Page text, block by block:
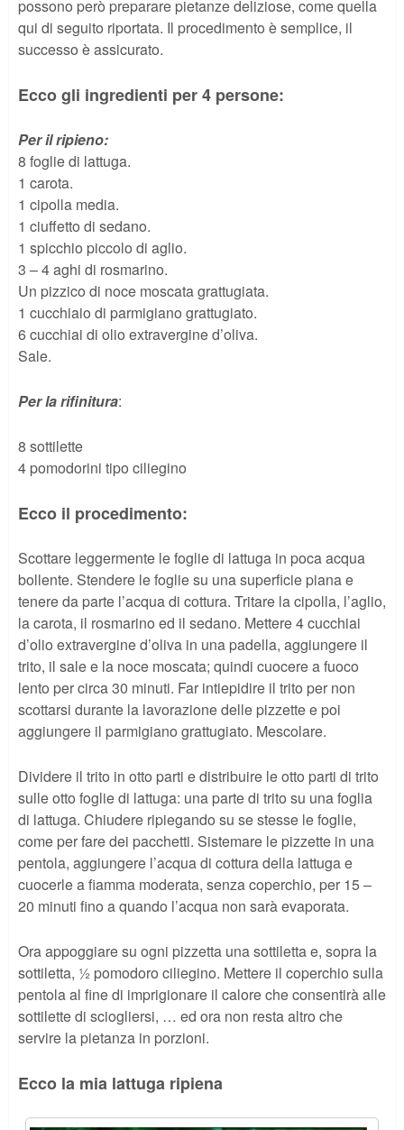
possono però preparare pietanze deliziose, come quella
qui di seguito riportata. Il procedimento è semplice, il
successo è assicurato.
Ecco gli ingredienti per 4 persone:
Per il ripieno:
8 foglie di lattuga.
1 carota.
1 cipolla media.
1 ciuffetto di sedano.
1 spicchio piccolo di aglio.
3 – 4 aghi di rosmarino.
Un pizzico di noce moscata grattugiata.
1 cucchiaio di parmigiano grattugiato.
6 cucchiai di olio extravergine d’oliva.
Sale.
Per la rifinitura:
8 sottilette
4 pomodorini tipo ciliegino
Ecco il procedimento:
Scottare leggermente le foglie di lattuga in poca acqua
bollente. Stendere le foglie su una superficie piana e
tenere da parte l’acqua di cottura. Tritare la cipolla, l’aglio,
la carota, il rosmarino ed il sedano. Mettere 4 cucchiai
d’olio extravergine d’oliva in una padella, aggiungere il
trito, il sale e la noce moscata; quindi cuocere a fuoco
lento per circa 30 minuti. Far intiepidire il trito per non
scottarsi durante la lavorazione delle pizzette e poi
aggiungere il parmigiano grattugiato. Mescolare.
Dividere il trito in otto parti e distribuire le otto parti di trito
sulle otto foglie di lattuga: una parte di trito su una foglia
di lattuga. Chiudere ripiegando su se stesse le foglie,
come per fare dei pacchetti. Sistemare le pizzette in una
pentola, aggiungere l’acqua di cottura della lattuga e
cuocerle a fiamma moderata, senza coperchio, per 15 –
20 minuti fino a quando l’acqua non sarà evaporata.
Ora appoggiare su ogni pizzetta una sottiletta e, sopra la
sottiletta, ½ pomodoro ciliegino. Mettere il coperchio sulla
pentola al fine di imprigionare il calore che consentirà alle
sottilette di sciogliersi, … ed ora non resta altro che
servire la pietanza in porzioni.
Ecco la mia lattuga ripiena